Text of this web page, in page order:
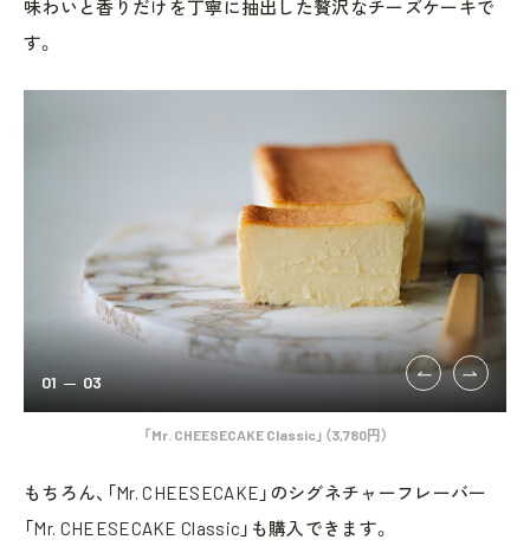
味わいと香りだけを丁寧に抽出した贅沢なチーズケーキで
す。
「Mr. CHEESECAKE Classic」（3,780円）
01 03
もちろん、「Mr. CHEESECAKE」のシグネチャーフレーバー
「Mr. CHEESECAKE Classic」も購入できます。